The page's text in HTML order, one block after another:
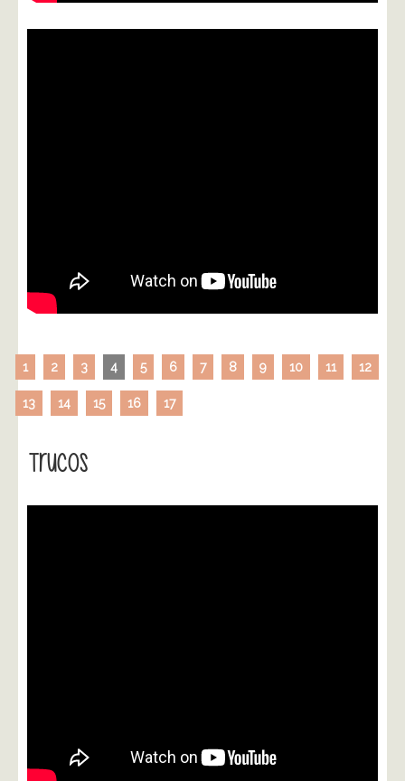
1 2 3 4 5 6 7 8 9 10 11 12
13 14 15 16 17
Trucos